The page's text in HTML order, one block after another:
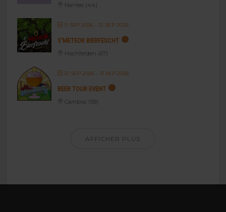
Nantes (44)
11 SEP 2026- 12 SEP 2026
S’METEOR BIERFESCHT
Hochfelden (67)
12 SEP 2026- 13 SEP 2026
BEER TOUR EVENT
Cambrai (59)
AFFICHER PLUS